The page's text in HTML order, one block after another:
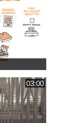
03:00